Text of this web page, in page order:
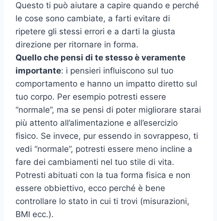
Questo ti può aiutare a capire quando e perché
le cose sono cambiate, a farti evitare di
ripetere gli stessi errori e a darti la giusta
direzione per ritornare in forma.
Quello che pensi di te stesso è veramente
importante: i pensieri influiscono sul tuo
comportamento e hanno un impatto diretto sul
tuo corpo. Per esempio potresti essere
“normale”, ma se pensi di poter migliorare starai
più attento all’alimentazione e all’esercizio
fisico. Se invece, pur essendo in sovrappeso, ti
vedi “normale”, potresti essere meno incline a
fare dei cambiamenti nel tuo stile di vita.
Potresti abituati con la tua forma fisica e non
essere obbiettivo, ecco perché è bene
controllare lo stato in cui ti trovi (misurazioni,
BMI ecc.).